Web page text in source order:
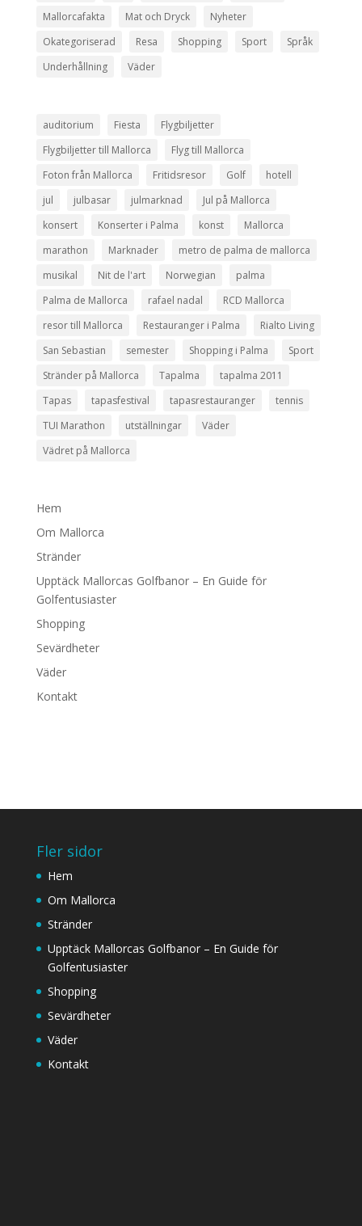
Mallorcafakta
Mat och Dryck
Nyheter
Okategoriserad
Resa Shopping Sport
Språk
Underhållning
Väder
auditorium Fiesta
Flygbiljetter
Flygbiljetter till Mallorca
Flyg till Mallorca
Foton från Mallorca
Fritidsresor Golf
hotell
jul
julbasar julmarknad
Jul på Mallorca
konsert
Konserter i Palma konst
Mallorca
marathon
Marknader
metro de palma de mallorca
musikal
Nit de l'art Norwegian
palma
Palma de Mallorca
rafael nadal
RCD Mallorca
resor till Mallorca
Restauranger i Palma
Rialto Living
San Sebastian
semester Shopping i Palma
Sport
Stränder på Mallorca
Tapalma
tapalma 2011
Tapas
tapasfestival tapasrestauranger
tennis
TUI Marathon
utställningar
Väder
Vädret på Mallorca
Hem
Om Mallorca
Stränder
Upptäck Mallorcas Golfbanor – En Guide för
Golfentusiaster
Shopping
Sevärdheter
Väder
Kontakt
Fler sidor
Hem
Om Mallorca
Stränder
Upptäck Mallorcas Golfbanor – En Guide för
Golfentusiaster
Shopping
Sevärdheter
Väder
Kontakt